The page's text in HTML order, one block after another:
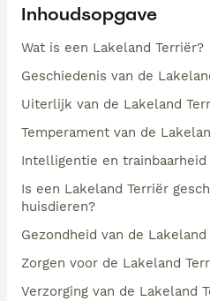
Inhoudsopgave
Wat is een Lakeland Terriër?
Geschiedenis van de
Uiterlijk van de Lakeland
Temperament van de
Intelligentie en
Is een Lakeland Terriër
huisdieren?
Gezondheid van de
Zorgen voor de Lakeland
Verzorging van de Lakeland